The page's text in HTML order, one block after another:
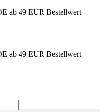
ab 49 EUR Bestellwert
ab 49 EUR Bestellwert